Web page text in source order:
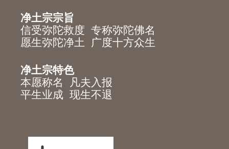
净土宗宗旨
信受弥陀救度 专称弥陀佛名
愿生弥陀净土 广度十方众生
净土宗特色
本愿称名 凡夫入报
平生业成 现生不退